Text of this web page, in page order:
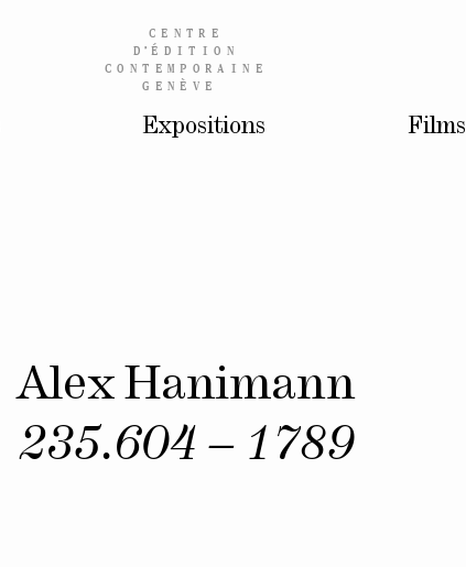
CENTRE
D’ÉDITION
CONTEMPORAINE
GENÈVE
Expositions Films
Alex Hanimann
235.604 – 1789